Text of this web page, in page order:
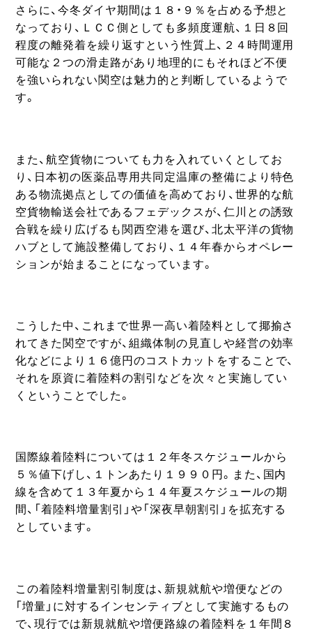
さらに、今冬ダイヤ期間は１８・９％を占める予想と
なっており、ＬＣＣ側としても多頻度運航、１日８回
程度の離発着を繰り返すという性質上、２４時間運用
可能な２つの滑走路があり地理的にもそれほど不便
を強いられない関空は魅力的と判断しているようで
す。
また、航空貨物についても力を入れていくとしてお
り、日本初の医薬品専用共同定温庫の整備により特色
ある物流拠点としての価値を高めており、世界的な航
空貨物輸送会社であるフェデックスが、仁川との誘致
合戦を繰り広げるも関西空港を選び、北太平洋の貨物
ハブとして施設整備しており、１４年春からオペレー
ションが始まることになっています。
こうした中、これまで世界一高い着陸料として揶揄さ
れてきた関空ですが、組織体制の見直しや経営の効率
化などにより１６億円のコストカットをすることで、
それを原資に着陸料の割引などを次々と実施してい
くということでした。
国際線着陸料については１２年冬スケジュールから
５％値下げし、１トンあたり１９９０円。また、国内
線を含めて１３年夏から１４年夏スケジュールの期
間、「着陸料増量割引」や「深夜早朝割引」を拡充する
としています。
この着陸料増量割引制度は、新規就航や増便などの
「増量」に対するインセンティブとして実施するもの
で、現行では新規就航や増便路線の着陸料を１年間８